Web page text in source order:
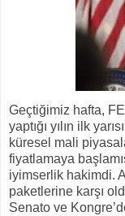
Geçtiğimiz hafta,
yaptığı yılın ilk
küresel mali
fiyatlamaya
iyimserlik hakimdi.
paketlerine karşı
Senato ve